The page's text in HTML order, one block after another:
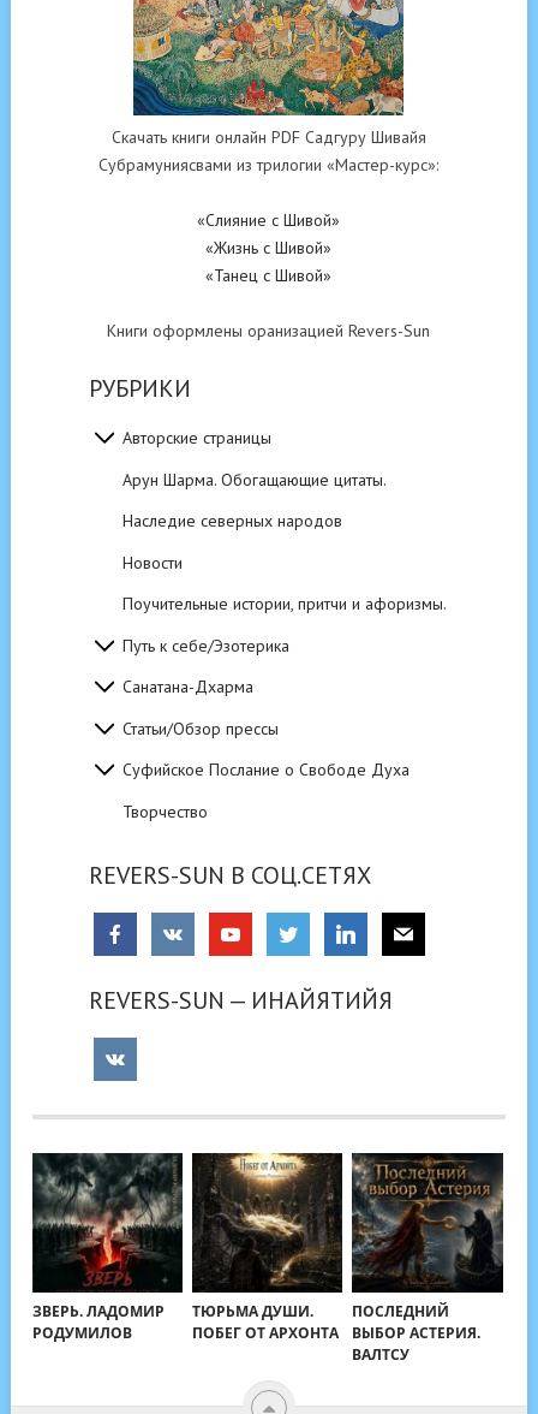
Скачать книги онлайн PDF Садгуру Шивайя
Субрамуниясвами из трилогии «Мастер-курс»:
«Слияние с Шивой»
«Жизнь с Шивой»
«Танец с Шивой»
Книги оформлены оранизацией Revers-Sun
РУБРИКИ
Авторские страницы
Арун Шарма. Обогащающие цитаты.
Наследие северных народов
Новости
Поучительные истории, притчи и афоризмы.
Путь к себе/Эзотерика
Санатана-Дхарма
Статьи/Обзор прессы
Суфийское Послание о Свободе Духа
Творчество
REVERS-SUN В СОЦ.СЕТЯХ
REVERS-SUN — ИНАЙЯТИЙЯ
ЗВЕРЬ. ЛАДОМИР
РОДУМИЛОВ
ТЮРЬМА ДУШИ.
ПОБЕГ ОТ АРХОНТА
ПОСЛЕДНИЙ
ВЫБОР АСТЕРИЯ.
ВАЛТСУ